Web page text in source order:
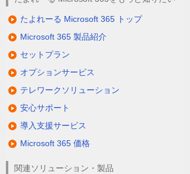
たよれーる Microsoft 365 トップ
Microsoft 365 製品紹介
セットプラン
オプションサービス
テレワークソリューション
安心サポート
導入支援サービス
Microsoft 365 価格
関連ソリューション・製品